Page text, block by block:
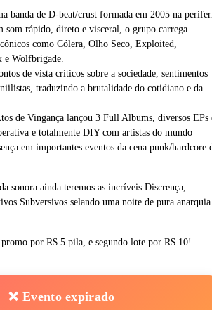
banda de D-beat/crust formada em 2005 na
som rápido, direto e visceral, o grupo carrega
como Cólera, Olho Seco, Exploited,
e Wolfbrigade.
de vista críticos sobre a sociedade, sentimentos
traduzindo a brutalidade do cotidiano e da
de Vingança lançou 3 Full Albums, diversos EPs
e totalmente DIY com artistas do mundo
em importantes eventos da cena punk/hardcore
sonora ainda teremos as incríveis Discrença,
Subversivos selando uma noite de pura anarquia
por R$ 5 pila, e segundo lote por R$ 10!
❌ Evento expirado